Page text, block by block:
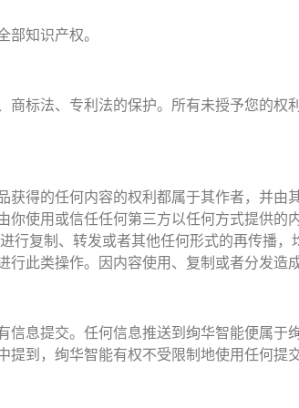
知识产权。
标法、专利法的保护。所有未授予您的
得的任何内容的权利都属于其作者，并
使用或信任任何第三方以任何方式提供
行复制、转发或者其他任何形式的再传播
此类操作。因内容使用、复制或者分发造
息提交。任何信息推送到绚华智能便属
到，绚华智能有权不受限制地使用任何提